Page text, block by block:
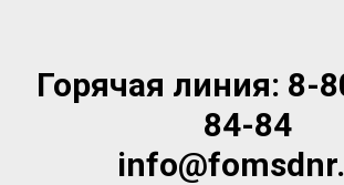
Горячая линия: 8-
84-84